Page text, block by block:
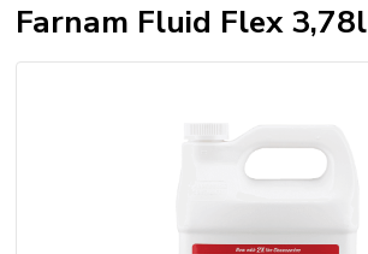
Farnam Fluid Flex 3,78l